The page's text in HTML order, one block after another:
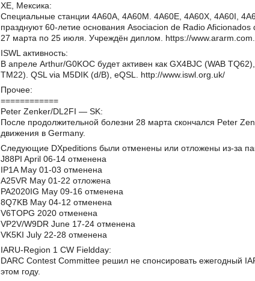
XE, Мексика:
Специальные станции 4A60A, 4A60M. 4A60E, 4A60X, 4A60I,
празднуют 60-летие основания Asociacion de Radio
27 марта по 25 июля. Учреждён диплом. https://
ISWL активность:
В апреле Arthur/G0KOC будет активен как GX4BJC (WAB
TM22). QSL via M5DIK (d/B), eQSL. http://www.iswl.org.uk/
Прочее:
============
Peter Zenker/DL2FI — SK:
После продолжительной болезни 28 марта скончался Peter
движения в Germany.
Следующие DXpeditions были отменены или отложены из-за
J88PI April 06-14 отменена
IP1A May 01-03 отменена
A25VR May 01-22 отложена
PA2020IG May 09-16 отменена
8Q7KB May 04-12 отменена
V6TOPG 2020 отменена
VP2V/W9DR June 17-24 отменена
VK5KI July 22-28 отменена
IARU-Region 1 CW Fieldday:
DARC Contest Committee решил не спонсировать ежегодный
этом году.